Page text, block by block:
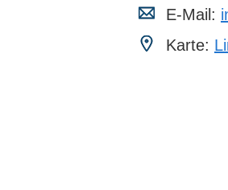
E-Mail:
Karte: